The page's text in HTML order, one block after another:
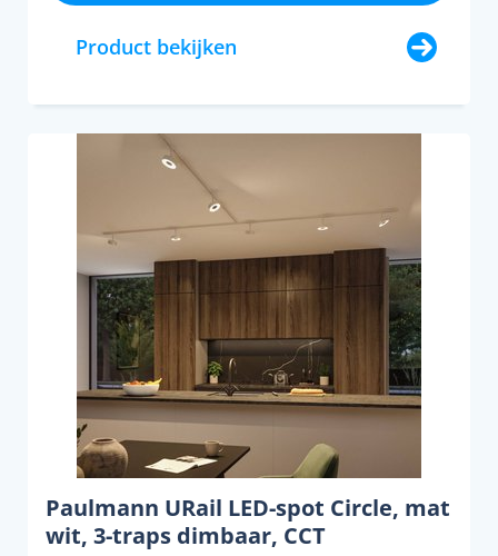
Product bekijken
Paulmann URail LED-spot Circle, mat
wit, 3-traps dimbaar, CCT